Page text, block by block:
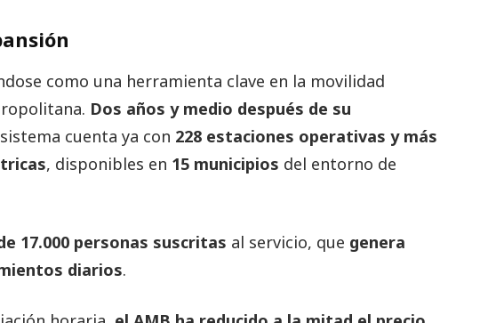
como una herramienta clave en la movilidad
Dos años y medio después de su
cuenta ya con 228 estaciones operativas y más
, disponibles en 15 municipios del entorno de
17.000 personas suscritas al servicio, que genera
diarios.